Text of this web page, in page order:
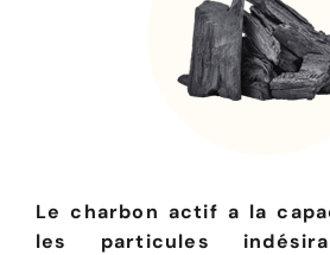
Le charbon actif a la
les particules